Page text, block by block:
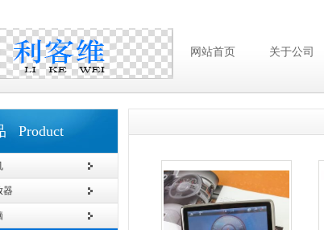
网站首页 关于公司
Product
器